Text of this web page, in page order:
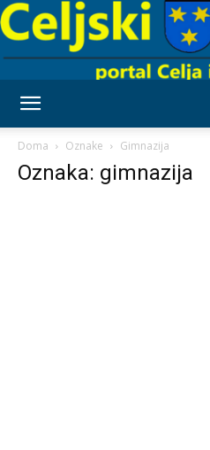
Doma Oznake Gimnazija
Oznaka: gimnazija